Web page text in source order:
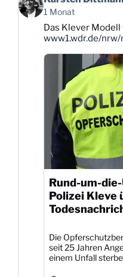
von
Karsten
Dittmann
Bluesky
1 Monat
Das Klever Modell
www1.wdr.de/nrw/
Rund-um-
Polizei Kleve
Die
seit 25 Jahren
einem Unfall